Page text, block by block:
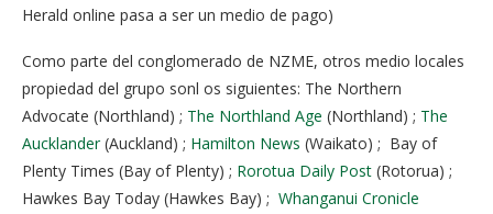
Herald online pasa a ser un medio de pago)
Como parte del conglomerado de NZME, otros medio locales
propiedad del grupo sonl os siguientes: The Northern
Advocate (Northland) ; The Northland Age (Northland) ; The
Aucklander(Auckland) ; Hamilton News (Waikato) ; Bay of
Plenty Times (Bay of Plenty) ; Rorotua Daily Post (Rotorua) ;
Hawkes Bay Today (Hawkes Bay) ; Whanganui Cronicle